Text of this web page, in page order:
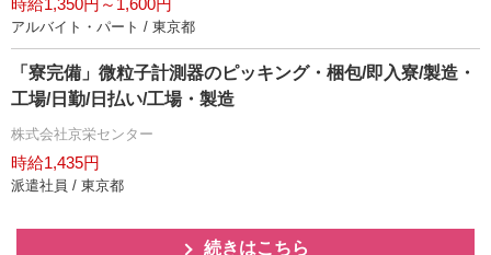
時給1,350円～1,600円
アルバイト・パート / 東京都
「寮完備」微粒子計測器のピッキング・梱包/即入寮/製造・
工場/日勤/日払い/工場・製造
株式会社京栄センター
時給1,435円
派遣社員 / 東京都
続きはこちら